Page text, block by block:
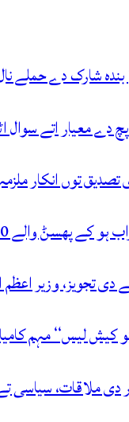
بندہ شارک دے حملے
دے معیار اتے
توں انکار
50 بندے پیاس نال جاں بحق
لیس‘‘ مہم
دی ملاقات، سیاسی